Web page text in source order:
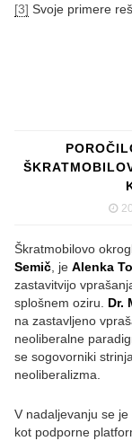
[3] Svoje primere
Škratmobilovo
Semič, je Alenka
zastavitvijo
splošnem oziru. Dr.
na zastavljeno
neoliberalne
se sogovorniki
neoliberalizma.
V nadaljevanju se
kot podporne